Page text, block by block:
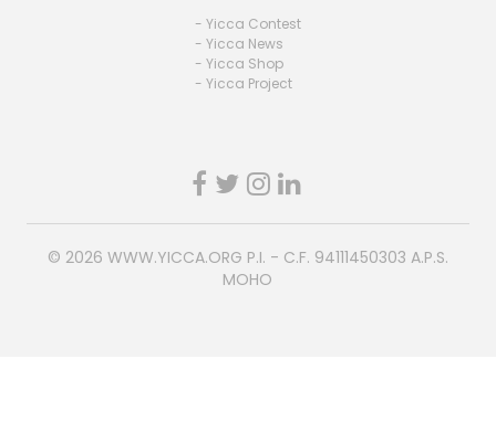
- Yicca Contest
- Yicca News
- Yicca Shop
- Yicca Project
© 2026 WWW.YICCA.ORG P.I. - C.F. 94111450303 A.P.S.
MOHO